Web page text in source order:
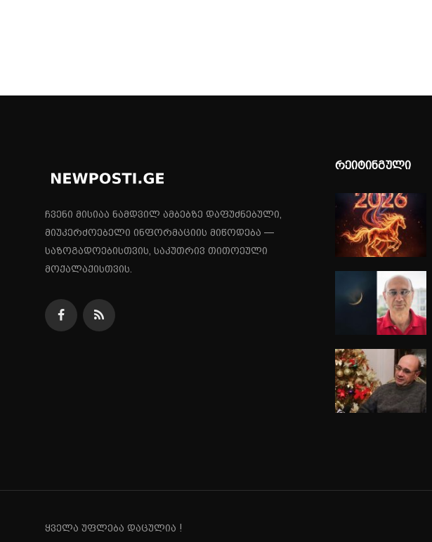
ჩვენი მისიაა ნამდვილ ამბებზე დაფუძნებული,
მიუკერძოებელი ინფორმაციის მიწოდება —
საზოგადოებისთვის, საკუთრივ თითოეული
მოქალაქისთვის.
რეიტინგული
ყველა უფლება დაცულია !